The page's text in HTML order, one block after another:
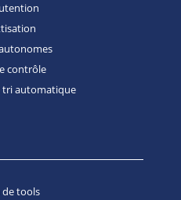
contrôle
tri automatique
tools